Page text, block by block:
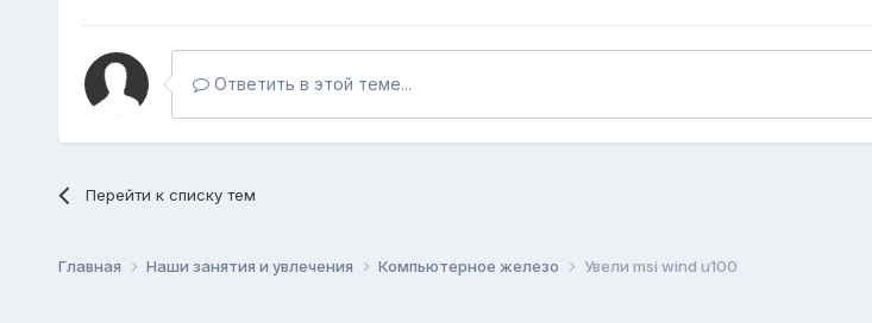
Ответить в этой теме...
Перейти к списку тем
Главная Наши занятия и увлечения Компьютерное железо Увели msi wind u100